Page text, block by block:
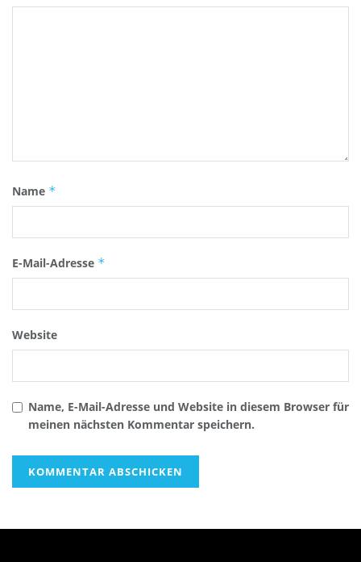
Name *
E-Mail-Adresse *
Website
Name, E-Mail-Adresse und Website in diesem Browser für
meinen nächsten Kommentar speichern.